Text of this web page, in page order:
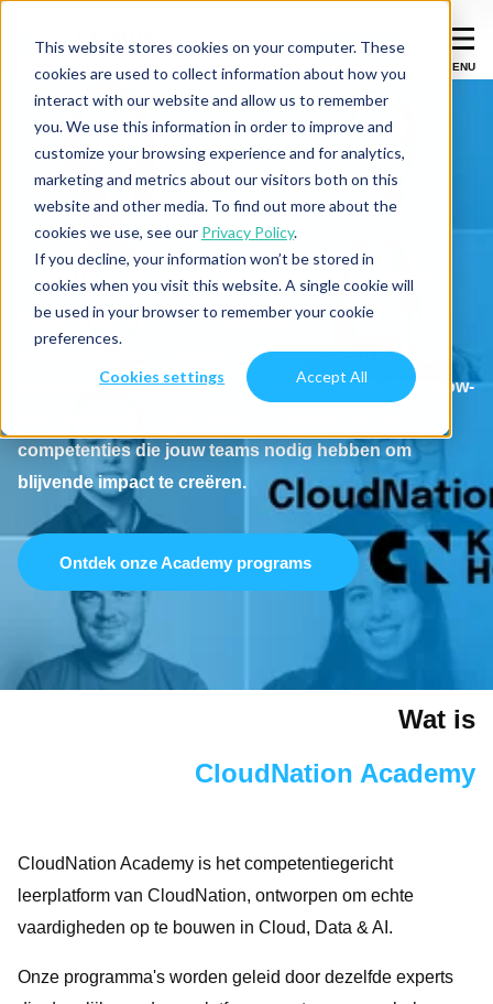
This website stores cookies on your computer. These
cookies are used to collect information about how you
interact with our website and allow us to remember
you. We use this information in order to improve and
customize your browsing experience and for analytics,
marketing and metrics about our visitors both on this
website and other media. To find out more about the
cookies we use, see our Privacy Policy.
If you decline, your information won’t be stored in
cookies when you visit this website. A single cookie will
be used in your browser to remember your cookie
preferences.
Cookies settings Accept All
Let's talk
MENU
Let's talk
Diensten
Migreer
Verbeter & moderniseer
Integreer
Data & AI
Succesverhalen
Branches
Fintech
Digital Natives
Branches overzicht
Over CloudNation
Werken bij
Onze partners
CloudNation Academy
Contact
LET'S TALK Nederlands
Bouw competenties die écht
het verschil maken
Bij CloudNation Academy leveren we geen losse
trainingen, we maken continu leren mogelijk. Als know-
competenties die jouw teams nodig hebben om
blijvende impact te creëren.
Ontdek onze Academy programs
Wat is
CloudNation Academy
CloudNation Academy is het competentiegericht
leerplatform van CloudNation, ontworpen om echte
vaardigheden op te bouwen in Cloud, Data & AI.
Onze programma's worden geleid door dezelfde experts